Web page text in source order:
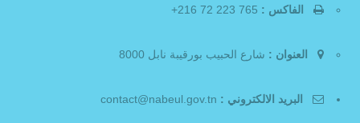
الفاكس :
العنوان : شارع الحبيب بورقيبة نابل 8000
البريد الالكتروني :